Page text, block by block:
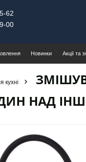
62
00
Новинки Акції та
кухні
НАД